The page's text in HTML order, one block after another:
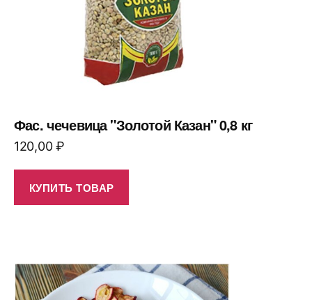
Фас. чечевица "Золотой Казан" 0,8 кг
120,00₽
КУПИТЬ ТОВАР